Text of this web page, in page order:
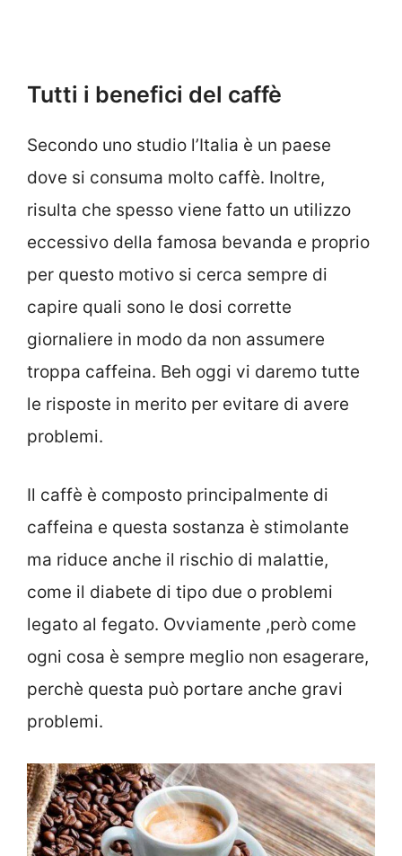
Tutti i benefici del caffè
Secondo uno studio l’Italia è un paese
dove si consuma molto caffè. Inoltre,
risulta che spesso viene fatto un utilizzo
eccessivo della famosa bevanda e proprio
per questo motivo si cerca sempre di
capire quali sono le dosi corrette
giornaliere in modo da non assumere
troppa caffeina. Beh oggi vi daremo tutte
le risposte in merito per evitare di avere
problemi.
Il caffè è composto principalmente di
caffeina e questa sostanza è stimolante
ma riduce anche il rischio di malattie,
come il diabete di tipo due o problemi
legato al fegato. Ovviamente ,però come
ogni cosa è sempre meglio non esagerare,
perchè questa può portare anche gravi
problemi.